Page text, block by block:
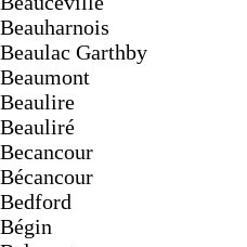
Beauharnois
Beaulac Garthby
Beaumont
Beaulire
Beauliré
Becancour
Bécancour
Bedford
Bégin